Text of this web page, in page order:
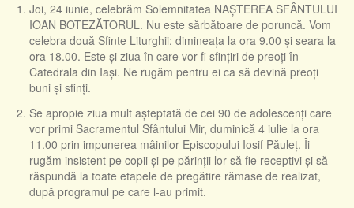
Joi, 24 iunie, celebrăm Solemnitatea NAŞTEREA SFÂNTULUI
IOAN BOTEZĂTORUL. Nu este sărbătoare de poruncă. Vom
celebra două Sfinte Liturghii: dimineața la ora 9.00 și seara la
ora 18.00. Este și ziua în care vor fi sfințiri de preoți în
Catedrala din Iași. Ne rugăm pentru ei ca să devină preoți
buni și sfinți.
Se apropie ziua mult așteptată de cei 90 de adolescenți care
vor primi Sacramentul Sfântului Mir, duminică 4 iulie la ora
11.00 prin impunerea mâinilor Episcopului Iosif Păuleț. Îi
rugăm insistent pe copii și pe părinții lor să fie receptivi și să
răspundă la toate etapele de pregătire rămase de realizat,
după programul pe care l-au primit.